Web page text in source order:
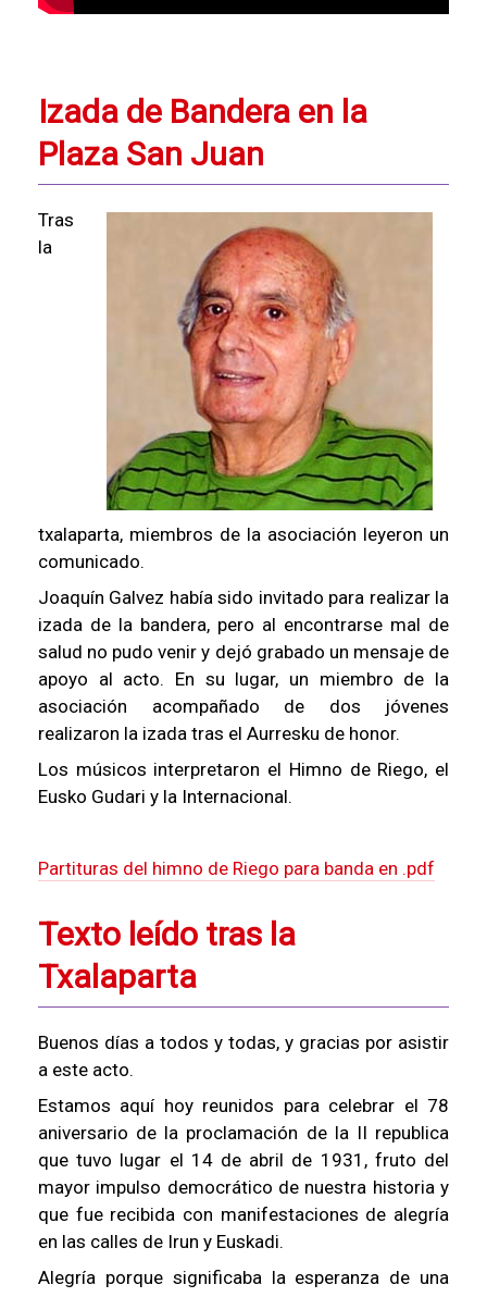
Izada de Bandera en la
Plaza San Juan
Tras
la
txalaparta, miembros de la asociación leyeron un
comunicado.
Joaquín Galvez había sido invitado para realizar la
izada de la bandera, pero al encontrarse mal de
salud no pudo venir y dejó grabado un mensaje de
apoyo al acto. En su lugar, un miembro de la
asociación acompañado de dos jóvenes
realizaron la izada tras el Aurresku de honor.
Los músicos interpretaron el Himno de Riego, el
Eusko Gudari y la Internacional.
Partituras del himno de Riego para banda en .pdf
Texto leído tras la
Txalaparta
Buenos días a todos y todas, y gracias por asistir
a este acto.
Estamos aquí hoy reunidos para celebrar el 78
aniversario de la proclamación de la II republica
que tuvo lugar el 14 de abril de 1931, fruto del
mayor impulso democrático de nuestra historia y
que fue recibida con manifestaciones de alegría
en las calles de Irun y Euskadi.
Alegría porque significaba la esperanza de una